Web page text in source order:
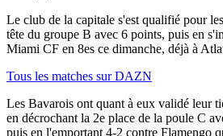
Le club de la capitale s'est qualifié pour
tête du groupe B avec 6 points, puis en
Miami CF en 8es ce dimanche, déjà à
Tous les matches sur DAZN
Les Bavarois ont quant à eux validé leur
en décrochant la 2e place de la poule C
puis en l'emportant 4-2 contre Flamengo